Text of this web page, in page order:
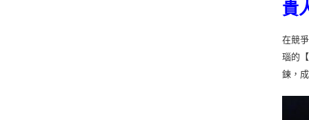
貴
在競
瑙的
鍊，